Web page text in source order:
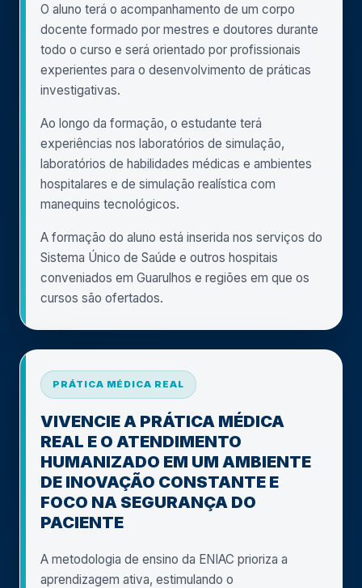
O aluno terá o acompanhamento de um corpo
docente formado por mestres e doutores durante
todo o curso e será orientado por profissionais
experientes para o desenvolvimento de práticas
investigativas.
Ao longo da formação, o estudante terá
experiências nos laboratórios de simulação,
laboratórios de habilidades médicas e ambientes
hospitalares e de simulação realística com
manequins tecnológicos.
A formação do aluno está inserida nos serviços do
Sistema Único de Saúde e outros hospitais
conveniados em Guarulhos e regiões em que os
cursos são ofertados.
PRÁTICA MÉDICA REAL
VIVENCIE A PRÁTICA MÉDICA
REAL E O ATENDIMENTO
HUMANIZADO EM UM AMBIENTE
DE INOVAÇÃO CONSTANTE E
FOCO NA SEGURANÇA DO
PACIENTE
A metodologia de ensino da ENIAC prioriza a
aprendizagem ativa, estimulando o